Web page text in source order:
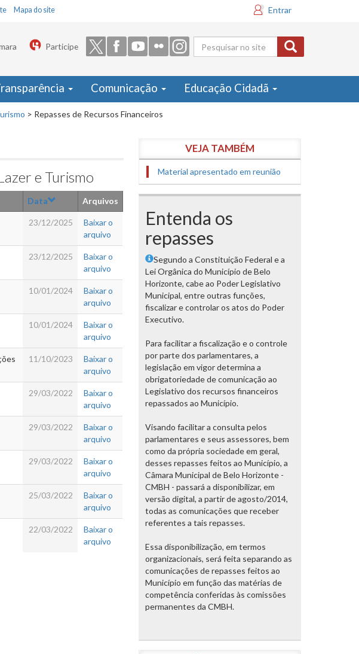
Mapa do site Entrar
Formulário
de busca
Participe
Comunicação Educação Cidadã
> Repasses de Recursos Financeiros
e Turismo
Data Arquivos
23/12/2025
Baixar o
arquivo
23/12/2025
Baixar o
arquivo
10/01/2024
Baixar o
arquivo
10/01/2024
Baixar o
arquivo
11/10/2023
Baixar o
arquivo
29/03/2022
Baixar o
arquivo
29/03/2022
Baixar o
arquivo
29/03/2022
Baixar o
arquivo
25/03/2022
Baixar o
arquivo
22/03/2022
Baixar o
arquivo
VEJA TAMBÉM
Material apresentado em reunião
Entenda os
repasses
Segundo a Constituição Federal e a
Lei Orgânica do Município de Belo
Horizonte, cabe ao Poder Legislativo
Municipal, entre outras funções,
fiscalizar e controlar os atos do Poder
Executivo.
Para facilitar a fiscalização e o controle
por parte dos parlamentares, a
legislação em vigor determina a
obrigatoriedade de comunicação ao
Legislativo dos recursos financeiros
repassados ao Município.
Visando facilitar a consulta pelos
parlamentares e seus assessores, bem
como da própria sociedade em geral,
desses repasses feitos ao Município, a
Câmara Municipal de Belo Horizonte -
CMBH - passará a disponibilizar, em
versão digital, a partir de agosto/2014,
todas as comunicações que receber
referentes a tais repasses.
Essa disponibilização, em termos
organizacionais, será feita separando as
comunicações de repasses feitos ao
Município em função das matérias de
competência conferidas às comissões
permanentes da CMBH.